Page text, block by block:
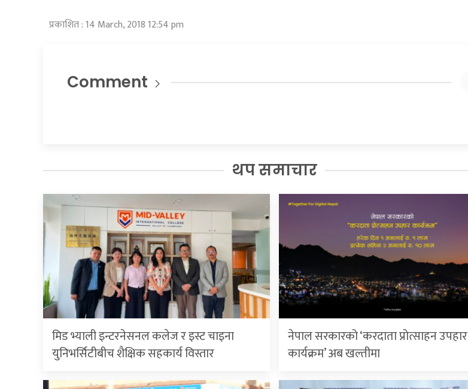
प्रकाशित : 14 March, 2018 12:54 pm
Comment
थप समाचार
मिड भ्याली इन्टरनेसनल कलेज र इस्ट चाइना
युनिभर्सिटीबीच शैक्षिक सहकार्य विस्तार
नेपाल सरकारको ‘करदाता प्रोत्साहन उपहार
कार्यक्रम’ अब खल्तीमा